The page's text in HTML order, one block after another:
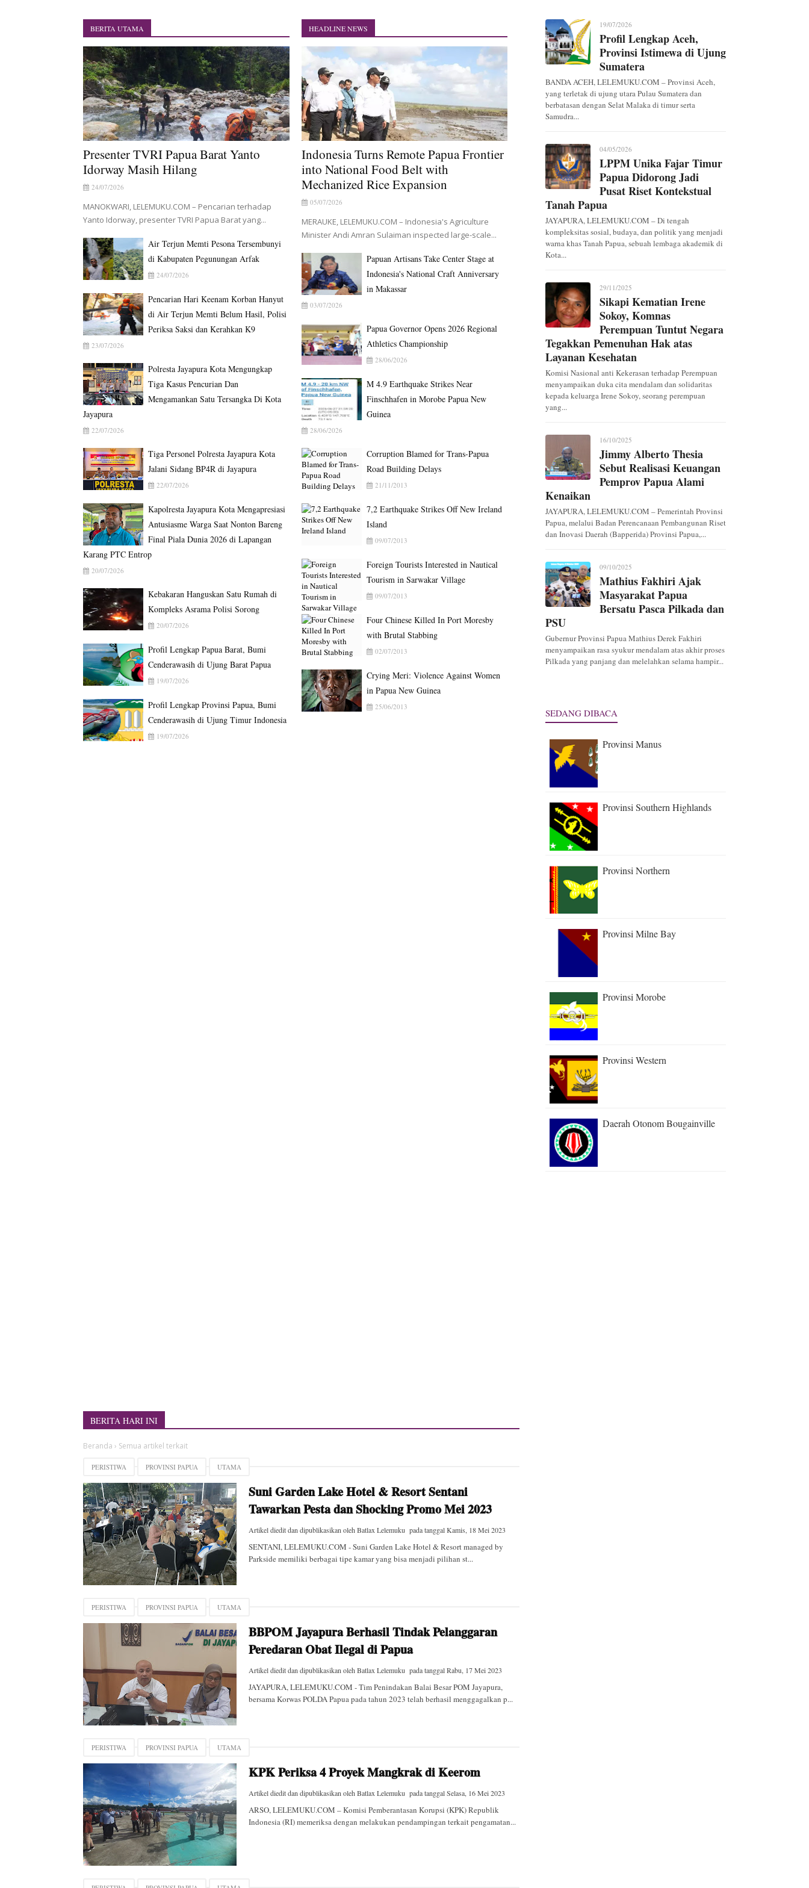
Indonesia Turns Remote Papua Frontier into National Food Belt with Mechanized Rice Expansion
Mentan Tinjau Program Cetak Sawah dan Penanaman Padi di Merauke
Mantan Sekda Jayawijaya Jadi Tersangka Kasus Korupsi Jalan Lingkar
Papuan Artisans Take Center Stage at Indonesia's National Craft Anniversary in Makassar
Presenter TVRI Papua Barat Yanto Idorway Masih Hilang
BERITA UTAMA
Presenter TVRI Papua Barat Yanto
Idorway Masih Hilang
24/07/2026
MANOKWARI, LELEMUKU.COM – Pencarian terhadap
Yanto Idorway, presenter TVRI Papua Barat yang...
Air Terjun Memti Pesona Tersembunyi
di Kabupaten Pegunungan Arfak
24/07/2026
Pencarian Hari Keenam Korban Hanyut
di Air Terjun Memti Belum Hasil, Polisi
Periksa Saksi dan Kerahkan K9
23/07/2026
Polresta Jayapura Kota Mengungkap
Tiga Kasus Pencurian Dan
Mengamankan Satu Tersangka Di Kota
Jayapura
22/07/2026
Tiga Personel Polresta Jayapura Kota
Jalani Sidang BP4R di Jayapura
22/07/2026
Kapolresta Jayapura Kota Mengapresiasi
Antusiasme Warga Saat Nonton Bareng
Final Piala Dunia 2026 di Lapangan
Karang PTC Entrop
20/07/2026
Kebakaran Hanguskan Satu Rumah di
Kompleks Asrama Polisi Sorong
20/07/2026
Profil Lengkap Papua Barat, Bumi
Cenderawasih di Ujung Barat Papua
19/07/2026
Profil Lengkap Provinsi Papua, Bumi
Cenderawasih di Ujung Timur Indonesia
19/07/2026
HEADLINE NEWS
Indonesia Turns Remote Papua Frontier
into National Food Belt with
Mechanized Rice Expansion
05/07/2026
MERAUKE, LELEMUKU.COM – Indonesia's Agriculture
Minister Andi Amran Sulaiman inspected large-scale...
Papuan Artisans Take Center Stage at
Indonesia's National Craft Anniversary
in Makassar
03/07/2026
Papua Governor Opens 2026 Regional
Athletics Championship
28/06/2026
M 4.9 Earthquake Strikes Near
Finschhafen in Morobe Papua New
Guinea
28/06/2026
Corruption Blamed for Trans-Papua
Road Building Delays
21/11/2013
7,2 Earthquake Strikes Off New Ireland
Island
09/07/2013
Foreign Tourists Interested in Nautical
Tourism in Sarwakar Village
09/07/2013
Four Chinese Killed In Port Moresby
with Brutal Stabbing
02/07/2013
Crying Meri: Violence Against Women
in Papua New Guinea
25/06/2013
BERITA HARI INI
Beranda › Semua artikel terkait
PERISTIWA PROVINSI PAPUA UTAMA
Suni Garden Lake Hotel & Resort Sentani
Tawarkan Pesta dan Shocking Promo Mei 2023
Artikel diedit dan dipublikasikan olehBatlax Lelemuku pada tanggalKamis, 18 Mei 2023
SENTANI, LELEMUKU.COM - Suni Garden Lake Hotel & Resort managed by
Parkside memiliki berbagai tipe kamar yang bisa menjadi pilihan st...
PERISTIWA PROVINSI PAPUA UTAMA
BBPOM Jayapura Berhasil Tindak Pelanggaran
Peredaran Obat Ilegal di Papua
Artikel diedit dan dipublikasikan olehBatlax Lelemuku pada tanggalRabu, 17 Mei 2023
JAYAPURA, LELEMUKU.COM - Tim Penindakan Balai Besar POM Jayapura,
bersama Korwas POLDA Papua pada tahun 2023 telah berhasil menggagalkan p...
PERISTIWA PROVINSI PAPUA UTAMA
KPK Periksa 4 Proyek Mangkrak di Keerom
Artikel diedit dan dipublikasikan olehBatlax Lelemuku pada tanggalSelasa, 16 Mei 2023
ARSO, LELEMUKU.COM – Komisi Pemberantasan Korupsi (KPK) Republik
Indonesia (RI) memeriksa dengan melakukan pendampingan terkait pengamatan...
19/07/2026
Profil Lengkap Aceh,
Provinsi Istimewa di Ujung
Sumatera
BANDA ACEH, LELEMUKU.COM – Provinsi Aceh,
yang terletak di ujung utara Pulau Sumatera dan
berbatasan dengan Selat Malaka di timur serta
Samudra...
04/05/2026
LPPM Unika Fajar Timur
Papua Didorong Jadi
Pusat Riset Kontekstual
Tanah Papua
JAYAPURA, LELEMUKU.COM – Di tengah
kompleksitas sosial, budaya, dan politik yang menjadi
warna khas Tanah Papua, sebuah lembaga akademik di
Kota...
29/11/2025
Sikapi Kematian Irene
Sokoy, Komnas
Perempuan Tuntut Negara
Tegakkan Pemenuhan Hak atas
Layanan Kesehatan
Komisi Nasional anti Kekerasan terhadap Perempuan
menyampaikan duka cita mendalam dan solidaritas
kepada keluarga Irene Sokoy, seorang perempuan
yang...
16/10/2025
Jimmy Alberto Thesia
Sebut Realisasi Keuangan
Pemprov Papua Alami
Kenaikan
JAYAPURA, LELEMUKU.COM – Pemerintah Provinsi
Papua, melalui Badan Perencanaan Pembangunan Riset
dan Inovasi Daerah (Bapperida) Provinsi Papua,...
09/10/2025
Mathius Fakhiri Ajak
Masyarakat Papua
Bersatu Pasca Pilkada dan
PSU
Gubernur Provinsi Papua Mathius Derek Fakhiri
menyampaikan rasa syukur mendalam atas akhir proses
Pilkada yang panjang dan melelahkan selama hampir...
SEDANG DIBACA
Provinsi Manus
Provinsi Southern Highlands
Provinsi Northern
Provinsi Milne Bay
Provinsi Morobe
Provinsi Western
Daerah Otonom Bougainville